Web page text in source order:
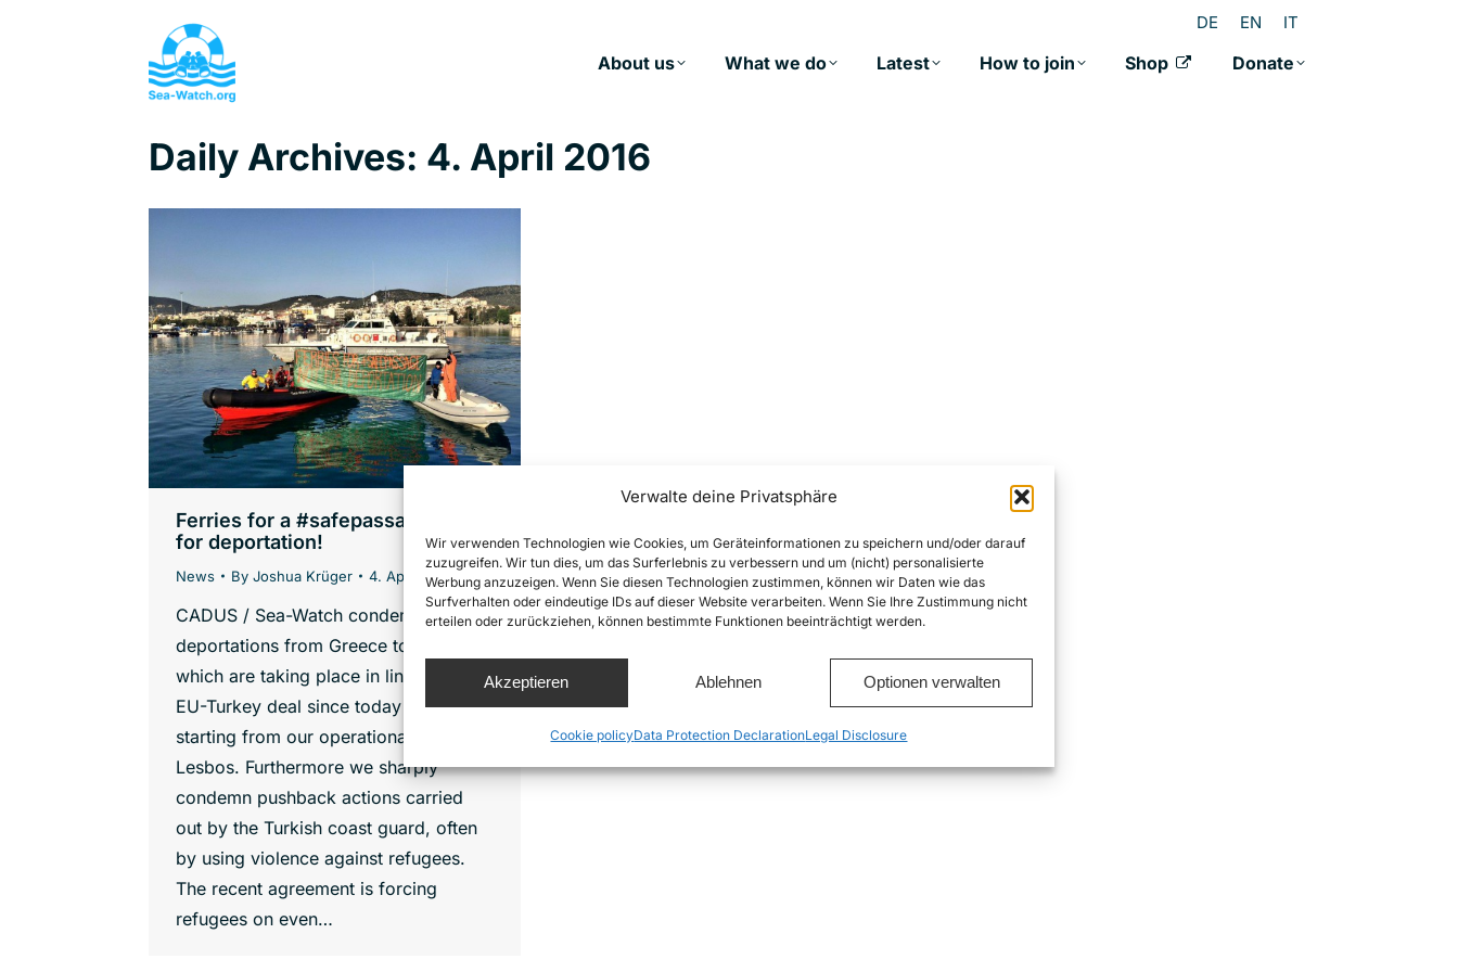
Verwalte deine Privatsphäre
Wir verwenden Technologien wie Cookies, um Geräteinformationen zu speichern und/oder darauf
zuzugreifen. Wir tun dies, um das Surferlebnis zu verbessern und um (nicht) personalisierte
Werbung anzuzeigen. Wenn Sie diesen Technologien zustimmen, können wir Daten wie das
Surfverhalten oder eindeutige IDs auf dieser Website verarbeiten. Wenn Sie Ihre Zustimmung nicht
erteilen oder zurückziehen, können bestimmte Funktionen beeinträchtigt werden.
Akzeptieren Ablehnen Optionen verwalten
Cookie policyData Protection DeclarationLegal Disclosure
DE EN IT
About us What we do Latest How to join Shop Donate
Daily Archives: 4. April 2016
Ferries for a #safepassage, not
for deportation!
News By Joshua Krüger 4. April 2016
CADUS / Sea-Watch condemn the
deportations from Greece to Turkey
which are taking place in line with the
EU-Turkey deal since today morning,
starting from our operational area
Lesbos. Furthermore we sharply
condemn pushback actions carried
out by the Turkish coast guard, often
by using violence against refugees.
The recent agreement is forcing
refugees on even…